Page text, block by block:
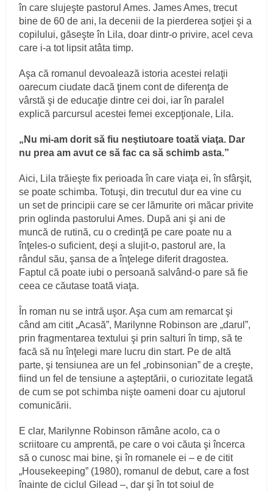
în care slujeşte pastorul Ames. James Ames, trecut
bine de 60 de ani, la decenii de la pierderea soţiei şi a
copilului, găseşte în Lila, doar dintr-o privire, acel ceva
care i-a tot lipsit atâta timp.
Aşa că romanul devoalează istoria acestei relaţii
oarecum ciudate dacă ţinem cont de diferenţa de
vârstă şi de educaţie dintre cei doi, iar în paralel
explică parcursul acestei femei excepţionale, Lila.
„Nu mi-am dorit să fiu neştiutoare toată viaţa. Dar
nu prea am avut ce să fac ca să schimb asta.”
Aici, Lila trăieşte fix perioada în care viaţa ei, în sfârşit,
se poate schimba. Totuşi, din trecutul dur ea vine cu
un set de principii care se cer lămurite ori măcar privite
prin oglinda pastorului Ames. După ani şi ani de
muncă de rutină, cu o credinţă pe care poate nu a
înţeles-o suficient, deşi a slujit-o, pastorul are, la
rândul său, şansa de a înţelege diferit dragostea.
Faptul că poate iubi o persoană salvând-o pare să fie
ceea ce căutase toată viaţa.
În roman nu se intră uşor. Aşa cum am remarcat şi
când am citit „Acasă”, Marilynne Robinson are „darul”,
prin fragmentarea textului şi prin salturi în timp, să te
facă să nu înţelegi mare lucru din start. Pe de altă
parte, şi tensiunea are un fel „robinsonian” de a creşte,
fiind un fel de tensiune a aşteptării, o curiozitate legată
de cum se pot schimba nişte oameni doar cu ajutorul
comunicării.
E clar, Marilynne Robinson rămâne acolo, ca o
scriitoare cu amprentă, pe care o voi căuta şi încerca
să o cunosc mai bine, şi în romanele ei – e de citit
„Housekeeping” (1980), romanul de debut, care a fost
înainte de ciclul Gilead –, dar şi în tot soiul de